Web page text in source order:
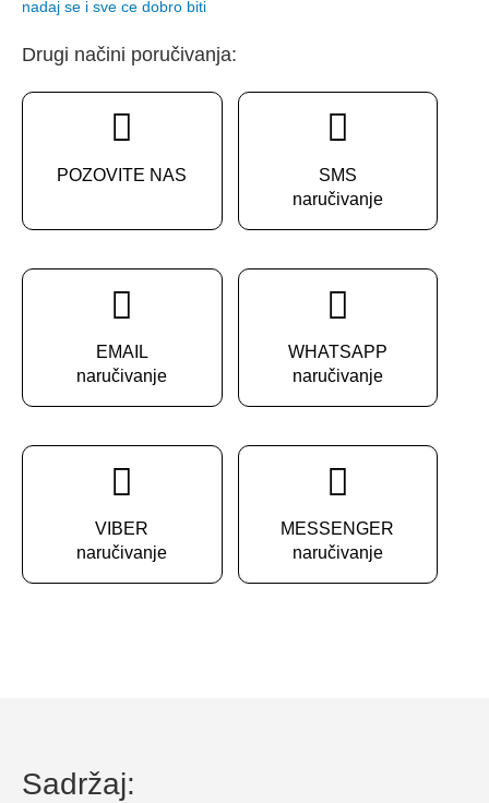
–
Tadej
količina
nadaj se i sve ce dobro biti
Drugi načini poručivanja:
POZOVITE NAS
SMS
naručivanje
EMAIL
naručivanje
WHATSAPP
naručivanje
VIBER
naručivanje
MESSENGER
naručivanje
Sadržaj: